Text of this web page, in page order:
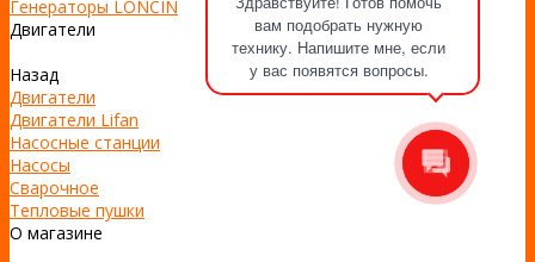
вам подобрать нужную
технику. Напишите мне, если
у вас появятся вопросы.
Генераторы LONCIN
Двигатели
Назад
Двигатели
Двигатели Lifan
Насосные станции
Насосы
Сварочное
Тепловые пушки
О магазине